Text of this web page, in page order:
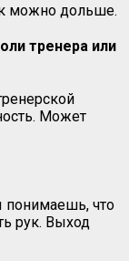
можно дольше.
тренера или
Может
что
рук. Выход